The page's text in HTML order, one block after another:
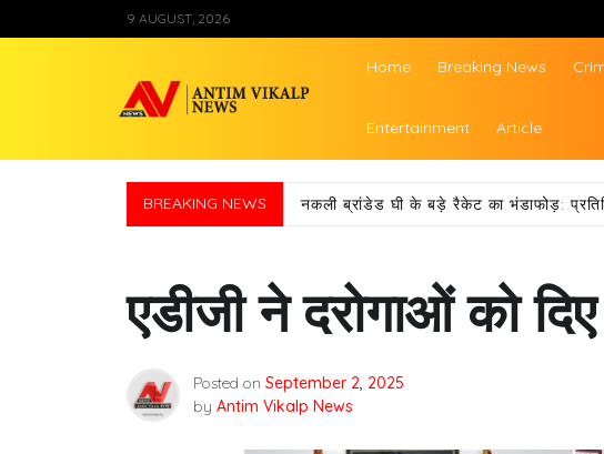
to
9 AUGUST, 2026
Antim Vikalp News
Home Breaking News
Entertainment Article
BREAKING NEWS नकली ब्रांडेड घी के बड़े रैकेट का भंडाफोड़:
एडीजी ने दरोगाओं को
Posted on September 2, 2025
by Antim Vikalp News